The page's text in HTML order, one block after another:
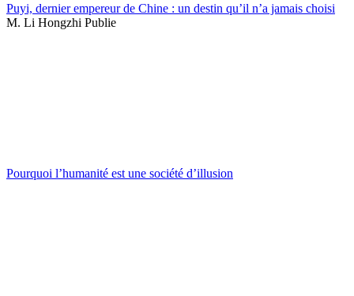
Puyi, dernier empereur de Chine : un destin qu’il n’a jamais choisi
M. Li Hongzhi Publie
Pourquoi l’humanité est une société d’illusion